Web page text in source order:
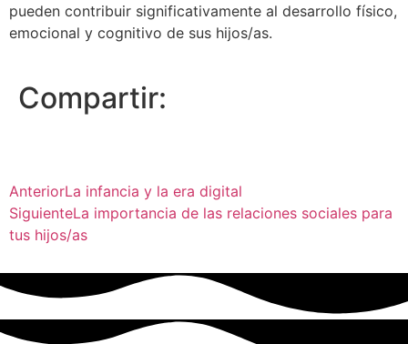
pueden contribuir significativamente al desarrollo físico,
emocional y cognitivo de sus hijos/as.
Compartir:
AnteriorLa infancia y la era digital
SiguienteLa importancia de las relaciones sociales para
tus hijos/as